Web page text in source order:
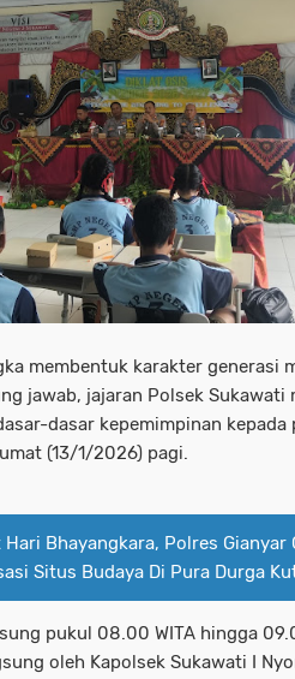
membentuk karakter generasi
jawab, jajaran Polsek Sukawati
dasar kepemimpinan kepada
(13/1/2026) pagi.
Hari Bhayangkara, Polres Gianyar
Situs Budaya Di Pura Durga
pukul 08.00 WITA hingga
oleh Kapolsek Sukawati I